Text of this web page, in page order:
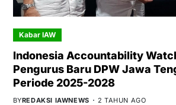
Kabar IAW
Indonesia Accountability
Pengurus Baru DPW Jawa
Periode 2025-2028
BYREDAKSI IAWNEWS 2 TAHUN AGO